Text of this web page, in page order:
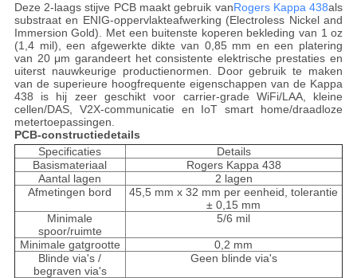
Deze 2-laags stijve PCB maakt gebruik vanRogers Kappa 438als
substraat en ENIG-oppervlakteafwerking (Electroless Nickel and
Immersion Gold). Met een buitenste koperen bekleding van 1 oz
(1,4 mil), een afgewerkte dikte van 0,85 mm en een platering
van 20 μm garandeert het consistente elektrische prestaties en
uiterst nauwkeurige productienormen. Door gebruik te maken
van de superieure hoogfrequente eigenschappen van de Kappa
438 is hij zeer geschikt voor carrier-grade WiFi/LAA, kleine
cellen/DAS, V2X-communicatie en IoT smart home/draadloze
metertoepassingen.
PCB-constructiedetails
Specificaties
Details
Basismateriaal
Rogers Kappa 438
Aantal lagen
2 lagen
Afmetingen bord
45,5 mm x 32 mm per eenheid, tolerantie
± 0,15 mm
Minimale
spoor/ruimte
5/6 mil
Minimale gatgrootte
0,2 mm
Blinde via's /
begraven via's
Geen blinde via's